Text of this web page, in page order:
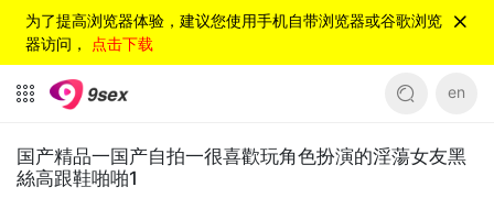
为了提高浏览器体验，建议您使用手机自带浏览器或谷歌浏览
器访问， 点击下载
en
国产精品一国产自拍一很喜歡玩角色扮演的淫蕩女友黑
絲高跟鞋啪啪1